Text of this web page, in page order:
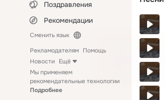
Поздравления
Рекомендации
Сменить язык
Рекламодателям Помощь
Новости Ещё
Мы применяем
рекомендательные технологии
Подробнее